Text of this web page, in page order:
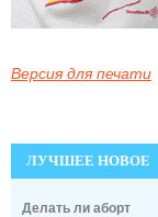
Версия для печати
ЛУЧШЕЕ НОВОЕ
Делать ли аборт